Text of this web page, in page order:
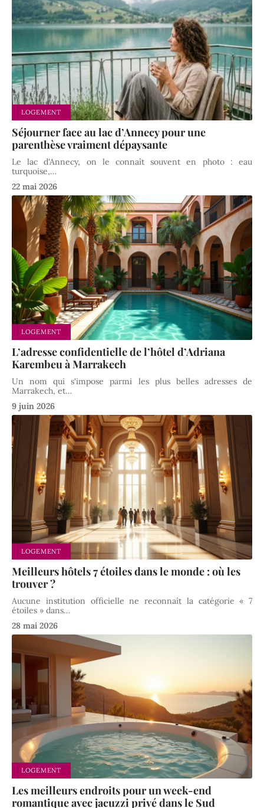
LOGEMENT
Séjourner face au lac d’Annecy pour une
parenthèse vraiment dépaysante
Le lac d'Annecy, on le connaît souvent en photo : eau
turquoise,…
22 mai 2026
LOGEMENT
L’adresse confidentielle de l’hôtel d’Adriana
Karembeu à Marrakech
Un nom qui s'impose parmi les plus belles adresses de
Marrakech, et…
9 juin 2026
LOGEMENT
Meilleurs hôtels 7 étoiles dans le monde : où les
trouver ?
Aucune institution officielle ne reconnaît la catégorie « 7
étoiles » dans…
28 mai 2026
LOGEMENT
Les meilleurs endroits pour un week-end
romantique avec jacuzzi privé dans le Sud